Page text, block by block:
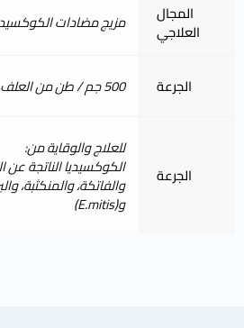
المجال
العلاجي مزيج مضادات
الجرعة 500 جم / طن من العلف
الجرعة
للعلاج والوقاية من:
الكوكسيديا الناتجة عن
والفاتكة، والمنكثبة،
و(E.mitis)